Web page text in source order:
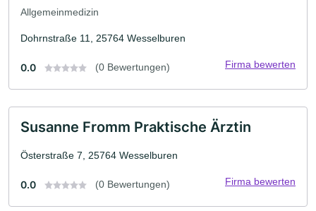
Allgemeinmedizin
Dohrnstraße 11, 25764 Wesselburen
0.0 (0 Bewertungen) Firma bewerten
Susanne Fromm Praktische Ärztin
Österstraße 7, 25764 Wesselburen
0.0 (0 Bewertungen) Firma bewerten